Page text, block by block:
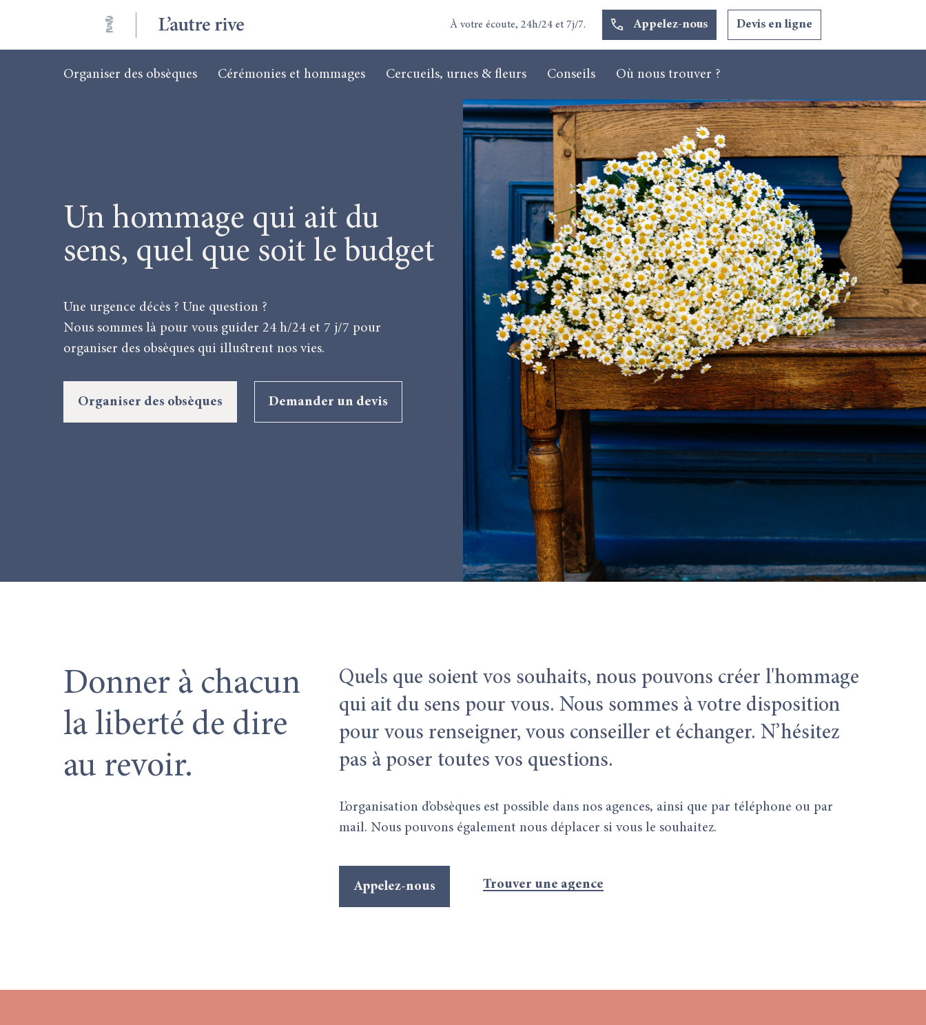
À votre écoute, 24h/24 et 7j/7. Appelez-nous Devis en ligne
Organiser des obsèques Cérémonies et hommages Cercueils, urnes & fleurs Conseils Où nous trouver ?
Un hommage qui ait du
sens, quel que soit le budget
Une urgence décès ? Une question ?
Nous sommes là pour vous guider 24 h/24 et 7 j/7 pour
organiser des obsèques qui illuﬆrent nos vies.
Organiser des obsèques Demander un devis
Donner à chacun
la liberté de dire
au revoir.
Quels que soient vos souhaits, nous pouvons créer l'hommage
qui ait du sens pour vous. Nous sommes à votre disposition
pour vous renseigner, vous conseiller et échanger. N’hésitez
pas à poser toutes vos questions.
L’organisation d’obsèques est possible dans nos agences, ainsi que par téléphone ou par
mail. Nous pouvons également nous déplacer si vous le souhaitez.
Appelez-nous Trouver une agence